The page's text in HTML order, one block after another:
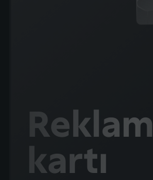
Reklam
kartı